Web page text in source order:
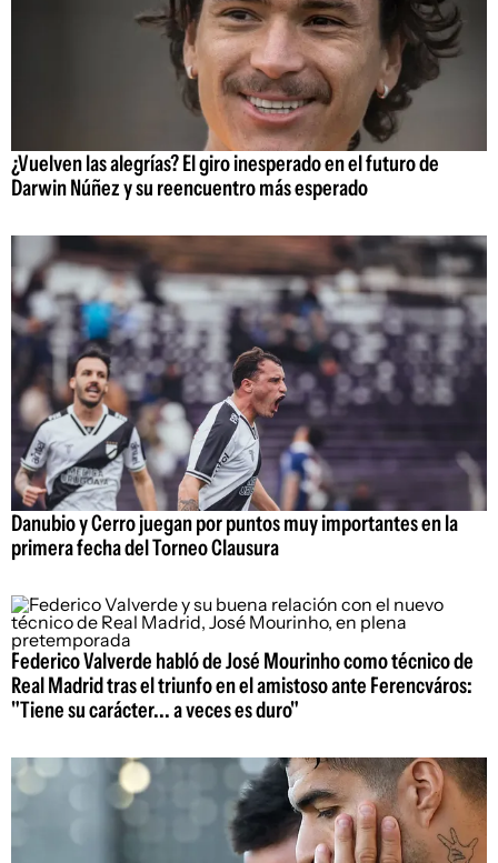
¿Vuelven las alegrías? El giro inesperado en el futuro de
Darwin Núñez y su reencuentro más esperado
Danubio y Cerro juegan por puntos muy importantes en la
primera fecha del Torneo Clausura
Federico Valverde habló de José Mourinho como técnico de
Real Madrid tras el triunfo en el amistoso ante Ferencváros:
"Tiene su carácter... a veces es duro"